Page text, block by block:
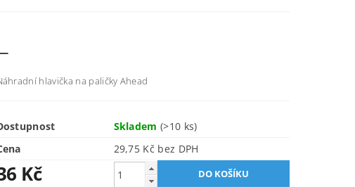
hlavička na paličky Ahead
Skladem(>10 ks)
29,75 Kč bez DPH
Kč